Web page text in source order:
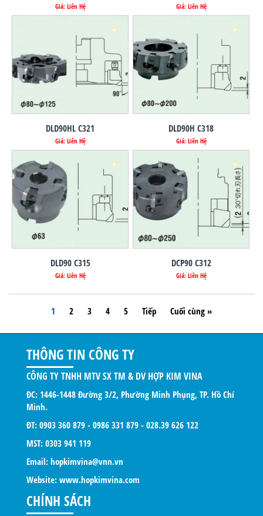
Giá: Liên Hệ Giá: Liên Hệ
DLD90HL C321
Giá: Liên Hệ
DLD90H C318
Giá: Liên Hệ
DLD90 C315
Giá: Liên Hệ
DCP90 C312
Giá: Liên Hệ
1 2 3 4 5 Tiếp Cuối cùng »
THÔNG TIN CÔNG TY
CÔNG TY TNHH MTV SX TM & DV HỢP KIM VINA
ĐC: 1446-1448 Đường 3/2, Phường Minh Phụng, TP. Hồ Chí
Minh.
ĐT: 0903 360 879 - 0986 331 879 - 028.39 626 122
MST: 0303 941 119
Email: hopkimvina@vnn.vn
Website: www.hopkimvina.com
CHÍNH SÁCH